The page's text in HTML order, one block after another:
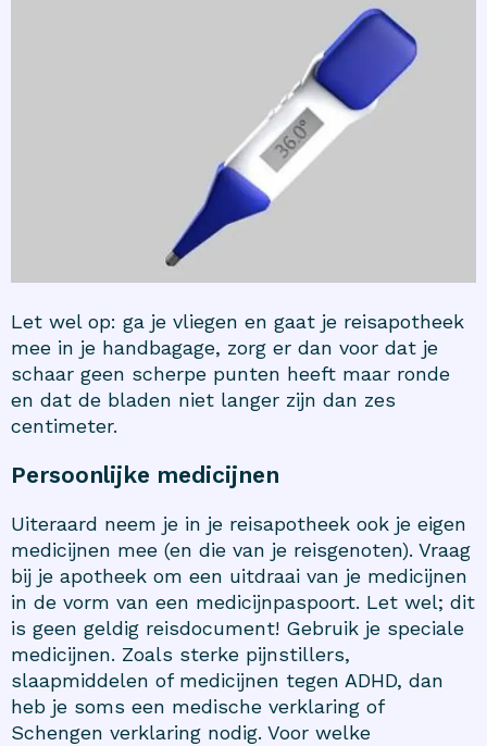
Let wel op: ga je vliegen en gaat je reisapotheek
mee in je handbagage, zorg er dan voor dat je
schaar geen scherpe punten heeft maar ronde
en dat de bladen niet langer zijn dan zes
centimeter.
Persoonlijke medicijnen
Uiteraard neem je in je reisapotheek ook je eigen
medicijnen mee (en die van je reisgenoten). Vraag
bij je apotheek om een uitdraai van je medicijnen
in de vorm van een medicijnpaspoort. Let wel; dit
is geen geldig reisdocument! Gebruik je speciale
medicijnen. Zoals sterke pijnstillers,
slaapmiddelen of medicijnen tegen ADHD, dan
heb je soms een medische verklaring of
Schengen verklaring nodig. Voor welke